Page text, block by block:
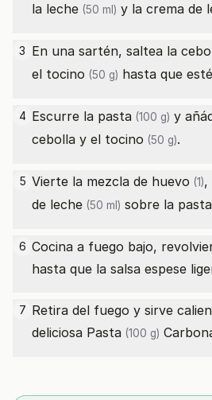
la leche (50 ml) y la crema de
3 En una sartén, saltea la
el tocino (50 g) hasta que
4 Escurre la pasta (100 g) y
cebolla y el tocino (50 g).
5 Vierte la mezcla de huevo (1),
de leche (50 ml) sobre la pasta
6 Cocina a fuego bajo,
hasta que la salsa espese
7 Retira del fuego y sirve
deliciosa Pasta (100 g)